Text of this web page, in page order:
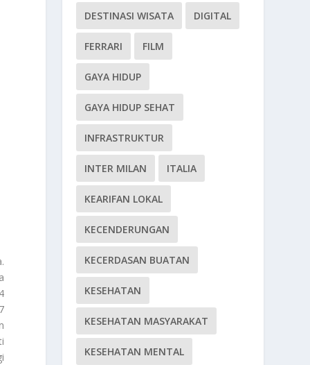
DESTINASI WISATA DIGITAL
FERRARI FILM
GAYA HIDUP
GAYA HIDUP SEHAT
INFRASTRUKTUR
INTER MILAN ITALIA
KEARIFAN LOKAL
KECENDERUNGAN
KECERDASAN BUATAN
KESEHATAN
KESEHATAN MASYARAKAT
KESEHATAN MENTAL